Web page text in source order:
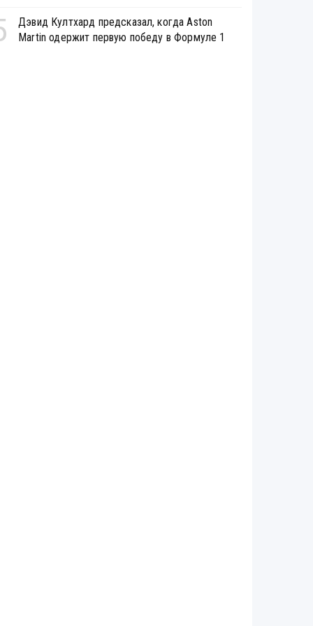
Дэвид Култхард предсказал, когда Aston
Martin одержит первую победу в Формуле 1